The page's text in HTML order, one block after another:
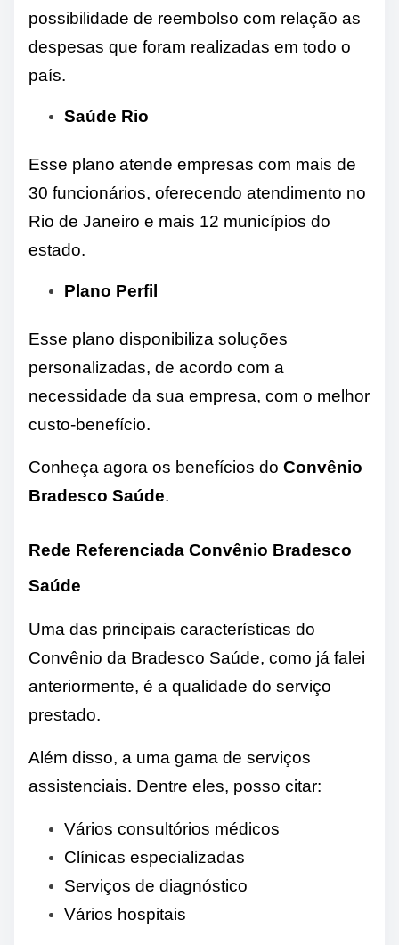
possibilidade de reembolso com relação as
despesas que foram realizadas em todo o
país.
Saúde Rio
Esse plano atende empresas com mais de
30 funcionários, oferecendo atendimento no
Rio de Janeiro e mais 12 municípios do
estado.
Plano Perfil
Esse plano disponibiliza soluções
personalizadas, de acordo com a
necessidade da sua empresa, com o melhor
custo-benefício.
Conheça agora os benefícios do Convênio
Bradesco Saúde.
Rede Referenciada Convênio Bradesco
Saúde
Uma das principais características do
Convênio da Bradesco Saúde, como já falei
anteriormente, é a qualidade do serviço
prestado.
Além disso, a uma gama de serviços
assistenciais. Dentre eles, posso citar:
Vários consultórios médicos
Clínicas especializadas
Serviços de diagnóstico
Vários hospitais